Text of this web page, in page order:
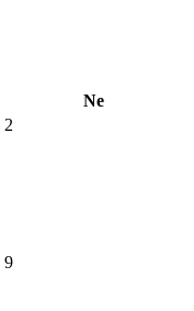
Ne
2
9